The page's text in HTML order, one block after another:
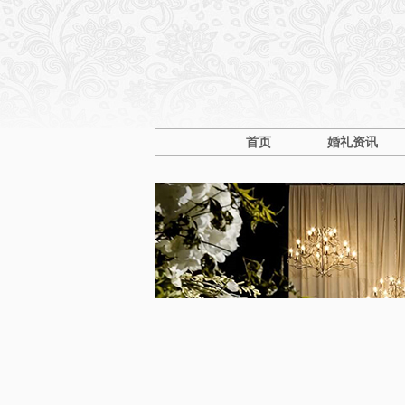
首页 婚礼资讯